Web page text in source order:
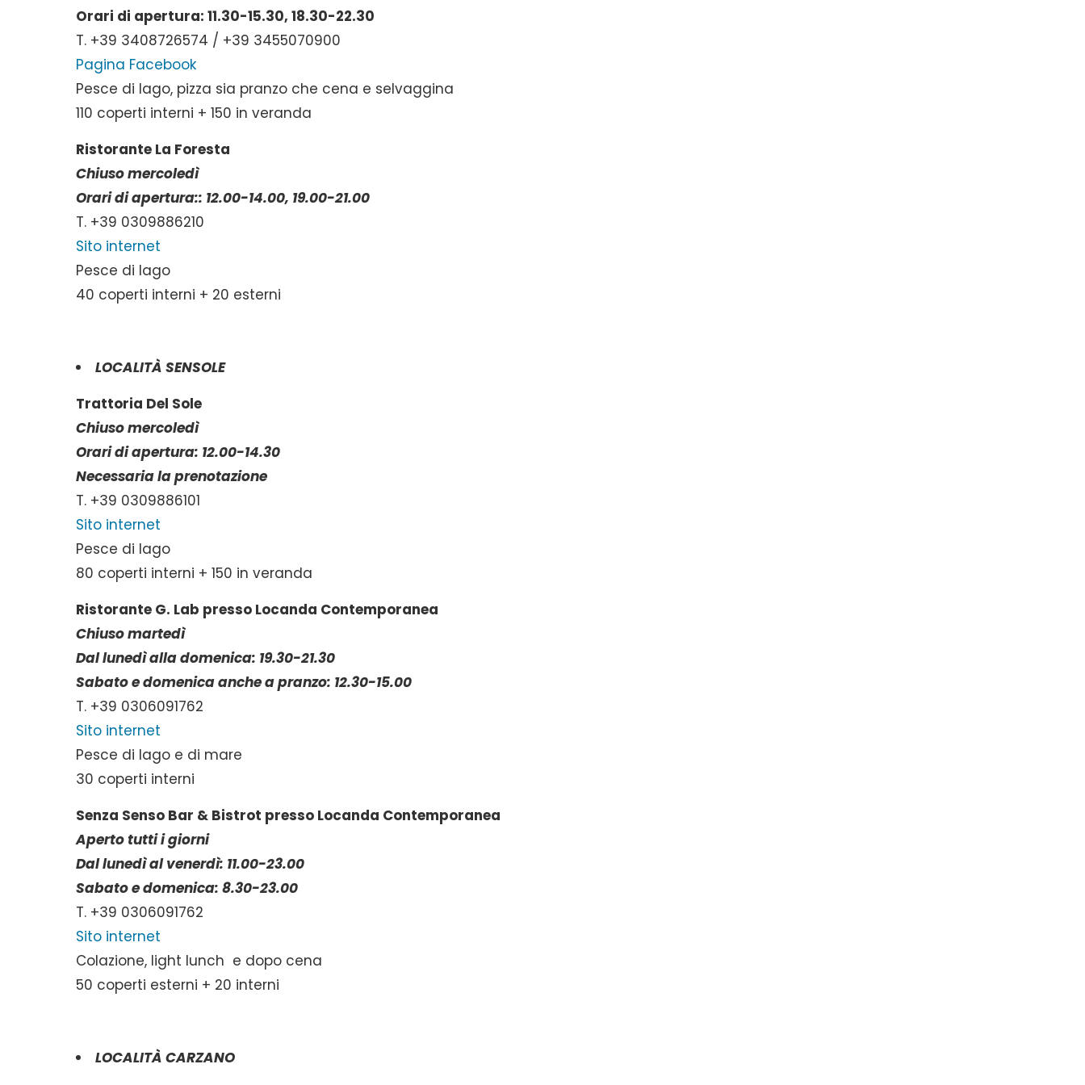
Orari di apertura: 11.30-15.30, 18.30-22.30
T. +39 3408726574 / +39 3455070900
Pagina Facebook
Pesce di lago, pizza sia pranzo che cena e selvaggina
110 coperti interni + 150 in veranda
Ristorante La Foresta
Chiuso mercoledì
Orari di apertura:: 12.00-14.00, 19.00-21.00
T. +39 0309886210
Sito internet
Pesce di lago
40 coperti interni + 20 esterni
LOCALITÀ SENSOLE
Trattoria Del Sole
Chiuso mercoledì
Orari di apertura: 12.00-14.30
Necessaria la prenotazione
T. +39 0309886101
Sito internet
Pesce di lago
80 coperti interni + 150 in veranda
Ristorante G. Lab presso Locanda Contemporanea
Chiuso martedì
Dal lunedì alla domenica: 19.30-21.30
Sabato e domenica anche a pranzo: 12.30-15.00
T. +39 0306091762
Sito internet
Pesce di lago e di mare
30 coperti interni
Senza Senso Bar & Bistrot presso Locanda Contemporanea
Aperto tutti i giorni
Dal lunedì al venerdì: 11.00-23.00
Sabato e domenica: 8.30-23.00
T. +39 0306091762
Sito internet
Colazione, light lunch e dopo cena
50 coperti esterni + 20 interni
LOCALITÀ CARZANO